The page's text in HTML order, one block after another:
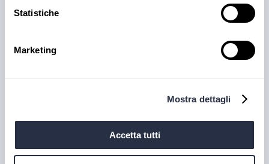
Statistiche
Marketing
Mostra dettagli
Accetta tutti
BBQ Ribs: come preparare e
cuocere le costine di maiale
Scopri come preparare e cuocere le BBQ ribs per il
tuo locale, dal rub alla cottura e confronta le
proposte fresche e precotte nel catalogo Polo.